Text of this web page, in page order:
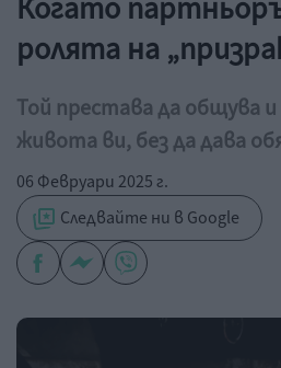
Когато
ролята на
Той престава да общува и
живота ви, без да дава
06 Февруари 2025 г.
Следвайте ни в Google